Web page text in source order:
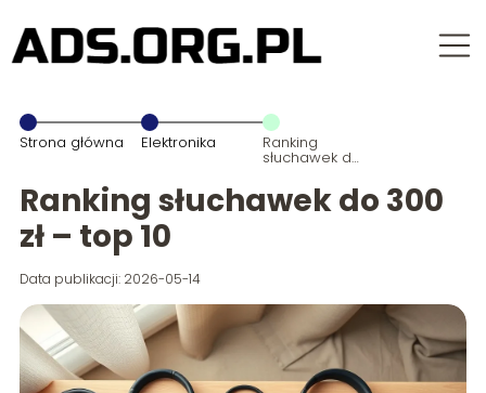
Strona główna Elektronika Ranking
słuchawek do
Ranking słuchawek do 300
zł – top 10
Data publikacji: 2026-05-14